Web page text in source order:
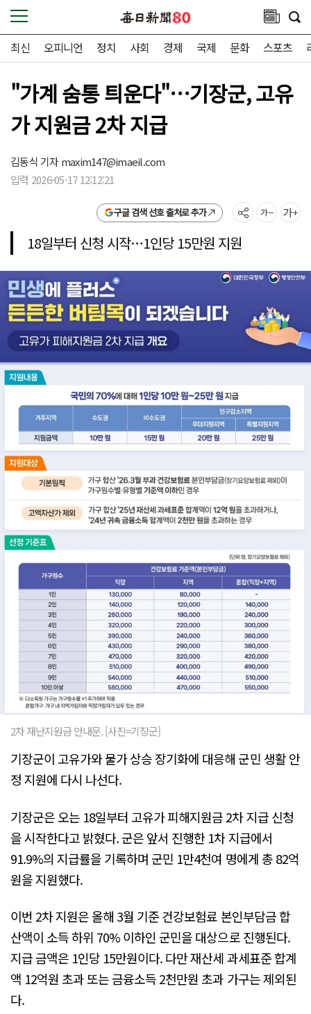
최신 오피니언 정치 사회 경제 국제 문화 스포츠
"가계 숨통 틔운다"…기장군, 고유
가 지원금 2차 지급
김동식 기자maxim147@imaeil.com
입력 2026-05-17 12:12:21
구글 검색 선호 출처로 추가
18일부터 신청 시작…1인당 15만원 지원
2차 재난지원금 안내문. [사진=기장군]
기장군이 고유가와 물가 상승 장기화에 대응해 군민 생활 안
정 지원에 다시 나선다.
기장군은 오는 18일부터 고유가 피해지원금 2차 지급 신청
을 시작한다고 밝혔다. 군은 앞서 진행한 1차 지급에서
91.9%의 지급률을 기록하며 군민 1만4천여 명에게 총 82억
원을 지원했다.
이번 2차 지원은 올해 3월 기준 건강보험료 본인부담금 합
산액이 소득 하위 70% 이하인 군민을 대상으로 진행된다.
지급 금액은 1인당 15만원이다. 다만 재산세 과세표준 합계
액 12억원 초과 또는 금융소득 2천만원 초과 가구는 제외된
다.